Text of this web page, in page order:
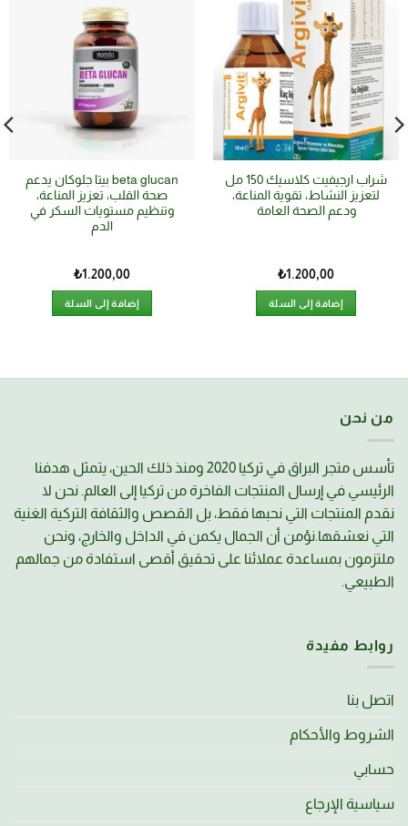
شراب ارجيفيت كلاسيك 150 مل
لتعزيز النشاط، تقوية المناعة،
ودعم الصحة العامة
₺1.200,00
إضافة إلى السلة
beta glucan بيتا جلوكان يدعم
صحة القلب، تعزيز المناعة،
وتنظيم مستويات السكر في
الدم
₺1.200,00
إضافة إلى السلة
من نحن
تأسس متجر البراق في تركيا 2020 ومنذ ذلك الحين، يتمثل هدفنا
الرئيسي في إرسال المنتجات الفاخرة من تركيا إلى العالم. نحن لا
نقدم المنتجات التي نحبها فقط، بل القصص والثقافة التركية الغنية
التي نعشقها.نؤمن أن الجمال يكمن في الداخل والخارج، ونحن
ملتزمون بمساعدة عملائنا على تحقيق أقصى استفادة من جمالهم
الطبيعي.
روابط مفيدة
اتصل بنا
الشروط والأحكام
حسابي
سياسية الإرجاع